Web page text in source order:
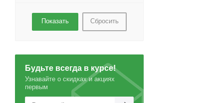
Сбросить
Будьте всегда в курсе!
Узнавайте о скидках и акциях
первым